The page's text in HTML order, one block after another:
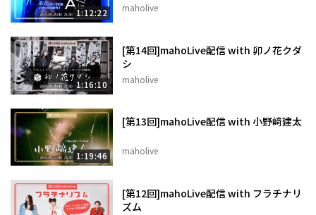
1:12:22 maholive
1:16:10
[第14回]mahoLive配信 with 卯ノ花クダ
シ
maholive
1:19:46
[第13回]mahoLive配信 with 小野﨑建太
maholive
[第12回]mahoLive配信 with フラチナリ
ズム